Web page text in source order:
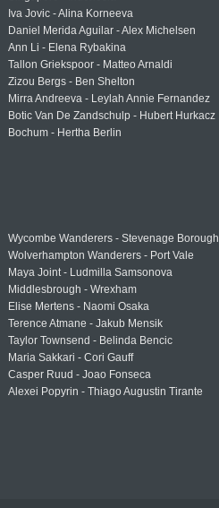
Iva Jovic - Alina Korneeva
Daniel Merida Aguilar - Alex Michelsen
Ann Li - Elena Rybakina
Tallon Griekspoor - Matteo Arnaldi
Zizou Bergs - Ben Shelton
Mirra Andreeva - Leylah Annie Fernandez
Botic Van De Zandschulp - Hubert Hurkacz
Bochum - Hertha Berlin
Wycombe Wanderers - Stevenage Borough
Wolverhampton Wanderers - Port Vale
Maya Joint - Ludmilla Samsonova
Middlesbrough - Wrexham
Elise Mertens - Naomi Osaka
Terence Atmane - Jakub Mensik
Taylor Townsend - Belinda Bencic
Maria Sakkari - Cori Gauff
Casper Ruud - Joao Fonseca
Alexei Popyrin - Thiago Augustin Tirante